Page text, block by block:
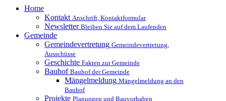
Home
Kontakt Anschrift, Kontaktformular
Newsletter Bleiben Sie auf dem Laufenden
Gemeinde
Gemeindevertretung Gemeindevertretung,
Ausschüsse
Geschichte Fakten zur Gemeinde
Bauhof Bauhof der Gemeinde
Mängelmeldung Mängelmeldung an den
Bauhof
Projekte Planungen und Bauvorhaben